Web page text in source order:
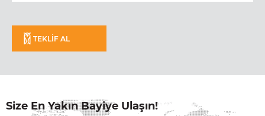
TEKLİF AL
Size En Yakın Bayiye Ulaşın!